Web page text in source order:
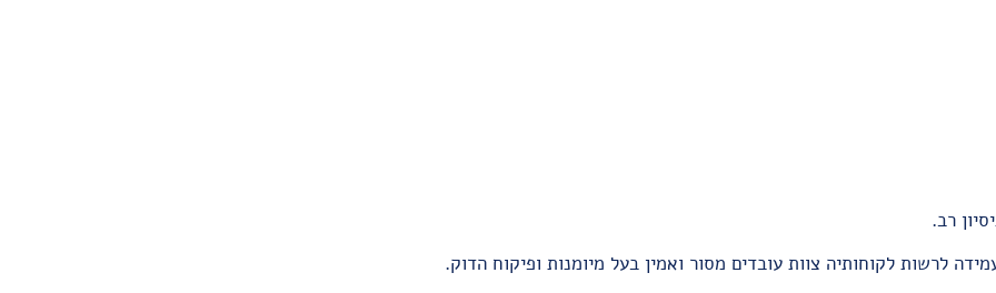
רב.
לרשות לקוחותיה צוות עובדים מסור ואמין בעל מיומנות ופיקוח הדוק.